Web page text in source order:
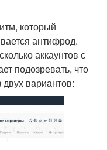
который
антифрод.
аккаунтов с
подозревать, что
вариантов: